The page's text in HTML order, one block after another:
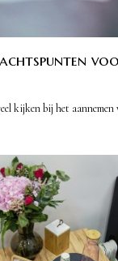
kijken bij het aannemen